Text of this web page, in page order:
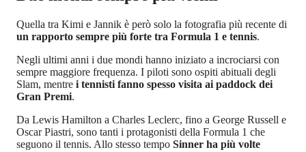
Quella tra Kimi e Jannik è però solo la fotografia più recente di
un rapporto sempre più forte tra Formula 1 e tennis.
Negli ultimi anni i due mondi hanno iniziato a incrociarsi con
sempre maggiore frequenza. I piloti sono ospiti abituali degli
Slam, mentre i tennisti fanno spesso visita ai paddock dei
Gran Premi.
Da Lewis Hamilton a Charles Leclerc, fino a George Russell e
Oscar Piastri, sono tanti i protagonisti della Formula 1 che
seguono il tennis. Allo stesso tempo Sinner ha più volte